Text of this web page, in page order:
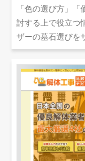
「色の選び方」
討する上で役立つ
ザーの墓石選びを